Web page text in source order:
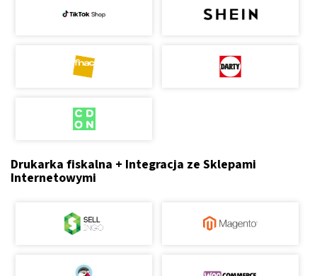
Drukarka fiskalna + Integracja ze Sklepami
Internetowymi